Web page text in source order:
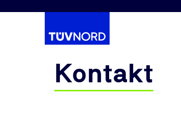
Springe zum Hauptinhalt
Kontakt